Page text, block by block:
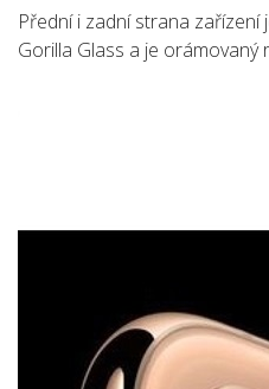
Přední i zadní strana zařízení
Gorilla Glass a je orámovaný